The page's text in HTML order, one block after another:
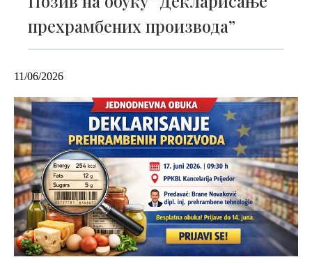
прехрамбених производа”
11/06/2026